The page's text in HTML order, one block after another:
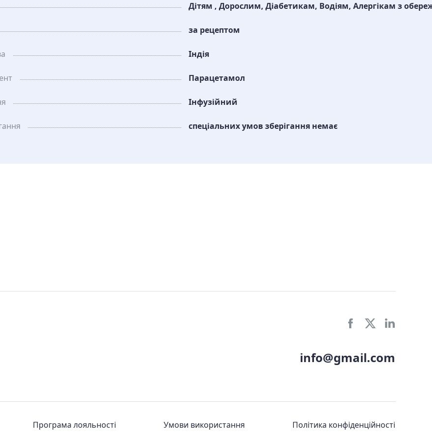
Дітям , Дорослим, Діабетикам, Водіям, Алергікам з
за рецептом
Індія
Парацетамол
Інфузійний
спеціальних умов зберігання немає
info@gmail.com
Програма лояльності Умови використання Політика конфіденційності